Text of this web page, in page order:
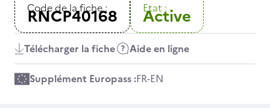
Code de la fiche :
RNCP40168 Etat :
Active
Télécharger la fiche Aide en ligne
Supplément Europass :FR-EN